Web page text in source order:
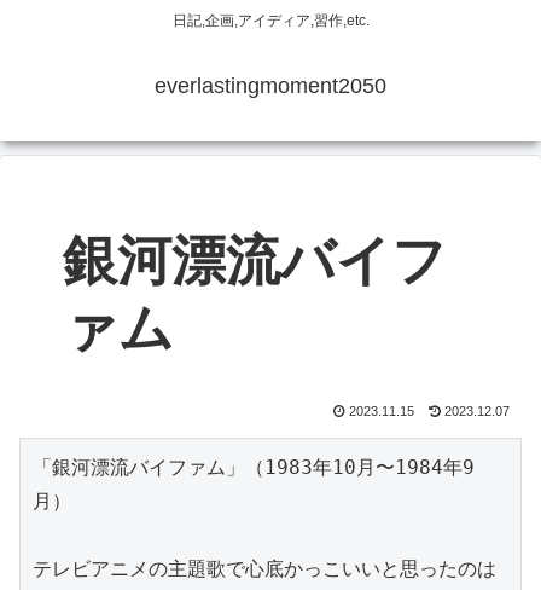
日記,企画,アイディア,習作,etc.
everlastingmoment2050
銀河漂流バイフ
ァム
2023.11.15 2023.12.07
「銀河漂流バイファム」（1983年10月〜1984年9
月）
テレビアニメの主題歌で心底かっこいいと思ったのは